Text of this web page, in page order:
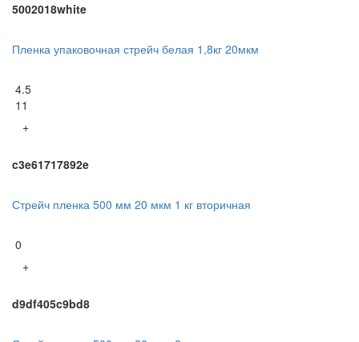
5002018white
Пленка упаковочная стрейч белая 1,8кг 20мкм
4.5
11
+
c3e61717892e
Стрейч пленка 500 мм 20 мкм 1 кг вторичная
0
+
d9df405c9bd8